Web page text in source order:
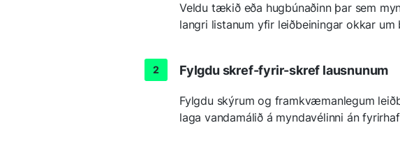
Veldu tækið eða hugbúnaðinn þar sem
langri listanum yfir leiðbeiningar okkar um
Fylgdu skref-fyrir-skref lausnunum
Fylgdu skýrum og framkvæmanlegum
laga vandamálið á myndavélinni án